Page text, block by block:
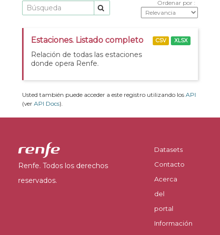
Ordenar por
Estaciones. Listado completo
Relación de todas las estaciones
donde opera Renfe.
CSV XLSX
Usted también puede acceder a este registro utilizando los API
(ver API Docs).
Renfe. Todos los derechos
reservados.
Datasets
Contacto
Acerca
del
portal
Información